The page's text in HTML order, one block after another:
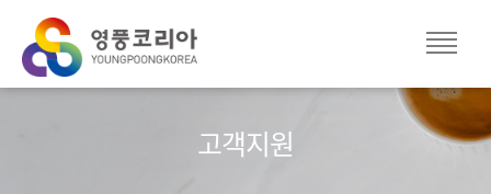
고객지원